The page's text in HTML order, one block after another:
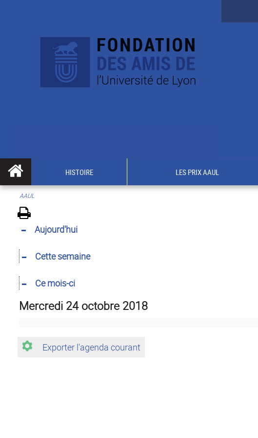
HISTOIRE LES PRIX AAUL
AAUL
Aujourd'hui
Cette semaine
Ce mois-ci
mercredi 24 octobre 2018
Exporter l'agenda courant